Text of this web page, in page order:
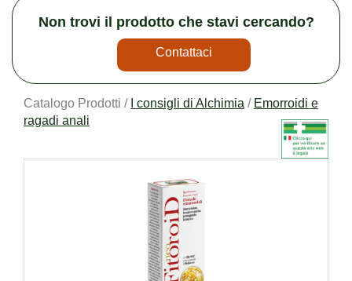
Non trovi il prodotto che stavi cercando?
Contattaci
Catalogo Prodotti / I consigli di Alchimia / Emorroidi e
ragadi anali